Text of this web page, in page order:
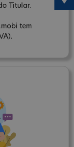
Titular.
tem